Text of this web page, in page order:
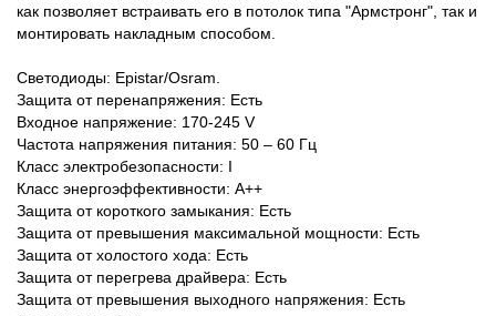
как позволяет встраивать его в потолок типа "Армстронг", так и
монтировать накладным способом.
Светодиоды: Epistar/Osram.
Защита от перенапряжения: Есть
Входное напряжение: 170-245 V
Частота напряжения питания: 50 – 60 Гц
Класс электробезопасности: I
Класс энергоэффективности: А++
Защита от короткого замыкания: Есть
Защита от превышения максимальной мощности: Есть
Защита от холостого хода: Есть
Защита от перегрева драйвера: Есть
Защита от превышения выходного напряжения: Есть